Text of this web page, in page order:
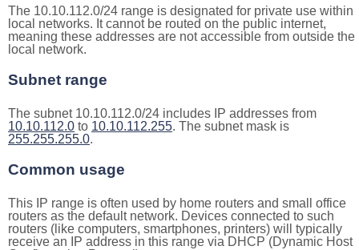
The 10.10.112.0/24 range is designated for private use within
local networks. It cannot be routed on the public internet,
meaning these addresses are not accessible from outside the
local network.
Subnet range
The subnet 10.10.112.0/24 includes IP addresses from
10.10.112.0 to 10.10.112.255. The subnet mask is
255.255.255.0.
Common usage
This IP range is often used by home routers and small office
routers as the default network. Devices connected to such
routers (like computers, smartphones, printers) will typically
receive an IP address in this range via DHCP (Dynamic Host